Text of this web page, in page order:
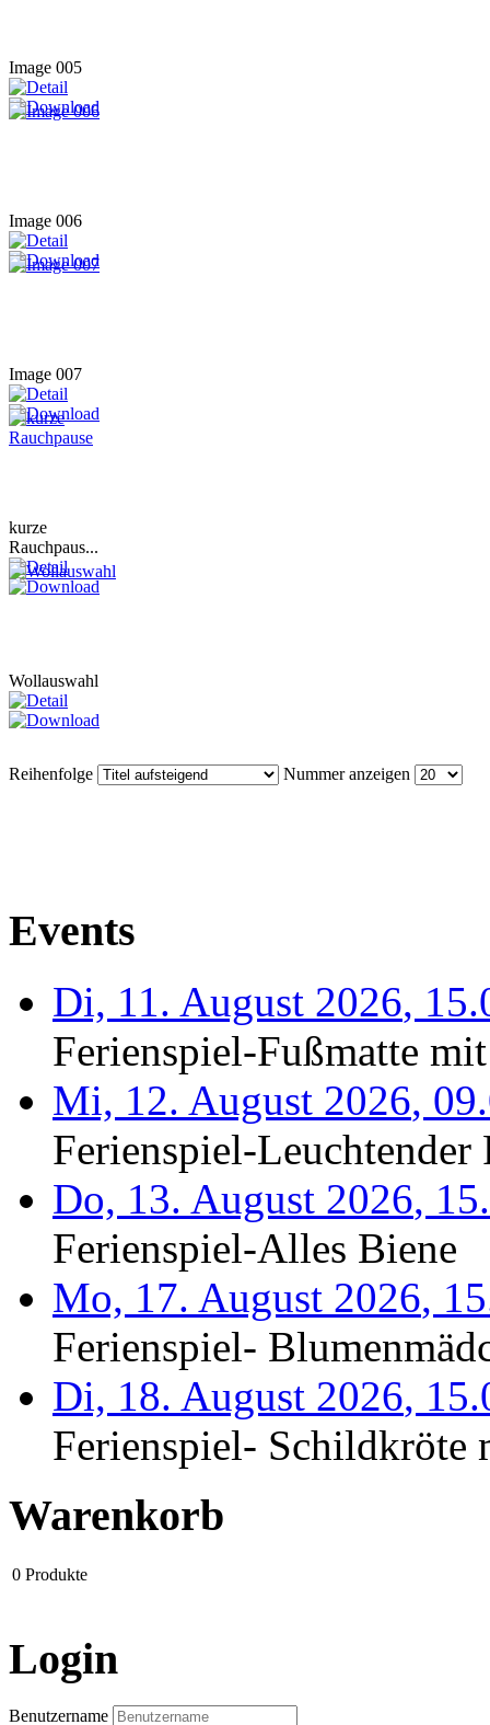
Image 005
Image 006
Image 007
kurze
Rauchpaus...
Wollauswahl
Reihenfolge Nummer anzeigen
Events
Di, 11. August 2026,
Ferienspiel-Fußmatte
Mi, 12. August 2026,
Ferienspiel-Leuchtender
Do, 13. August 2026,
Ferienspiel-Alles Biene
Mo, 17. August 2026,
Ferienspiel-
Di, 18. August 2026,
Ferienspiel- Schildkröte
Warenkorb
0 Produkte
Login
Benutzername